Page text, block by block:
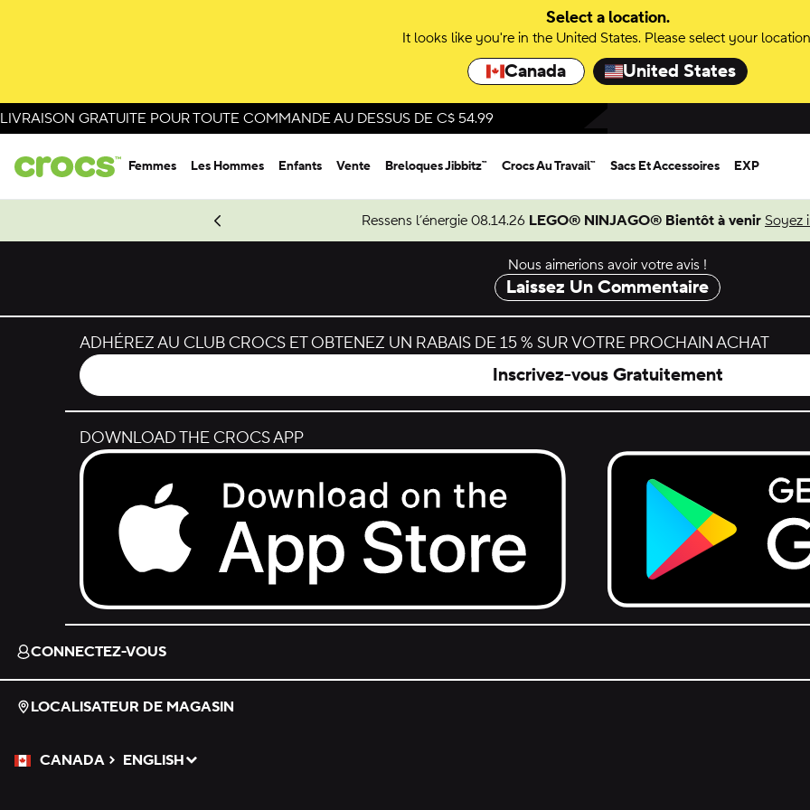
Select a location.
It looks like you're in the United States. Please select your
Canada United States
LIVRAISON GRATUITE POUR TOUTE COMMANDE AU DESSUS DE C$ 54.99
Femmes Les Hommes Enfants Vente Breloques Jibbitz™ Crocs Au Travail™ Sacs Et Accessoires EXP
Ressens l’énergie 08.14.26 LEGO® NINJAGO® Bientôt à venir Soyez
Magasinez Spider-Man
Nous aimerions avoir votre avis !
Laissez Un Commentaire
ADHÉREZ AU CLUB CROCS ET OBTENEZ UN RABAIS DE 15 % SUR VOTRE PROCHAIN ACHAT
Inscrivez-vous Gratuitement
DOWNLOAD THE CROCS APP
Download on the App Store.
Get it on Google Play.
CONNECTEZ-VOUS
LOCALISATEUR DE MAGASIN
CANADA
Veuillez sélectionner une langue
ENGLISH
Sélectionné